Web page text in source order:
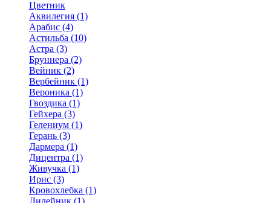
Цветник
Аквилегия (1)
Арабис (4)
Астильба (10)
Астра (3)
Бруннера (2)
Вейник (2)
Вербейник (1)
Вероника (1)
Гвоздика (1)
Гейхера (3)
Гелениум (1)
Герань (3)
Дармера (1)
Дицентра (1)
Живучка (1)
Ирис (3)
Кровохлебка (1)
Лилейник (1)